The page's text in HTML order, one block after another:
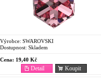
Výrobce: SWAROVSKI
Dostupnost: Skladem
Cena: 19,40 Kč
Koupit
Detail